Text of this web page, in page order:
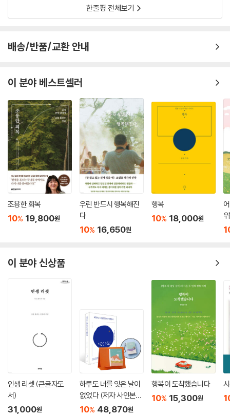
한줄평 전체보기
배송/반품/교환 안내
이 분야 베스트셀러
조용한 회복
10% 19,800원
우린 반드시 행복해진
다
10% 16,650원
행복
10% 18,000원
이 분야 신상품
인생 리셋 (큰글자도
서)
31,000원
하루도 너를 잊은 날이
없었다 (저자 사인본)
+ 명상가를 위한 365
10% 48,870원
행복이 도착했습니다
10% 15,300원